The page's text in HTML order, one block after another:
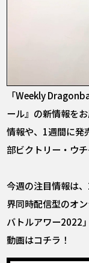
「Weekly
ール』の新情報を
情報や、1週間に発
部ビクトリー・ウ
今週の注目情報は
界同時配信型のオ
バトルアワー2022
動画はコチラ！